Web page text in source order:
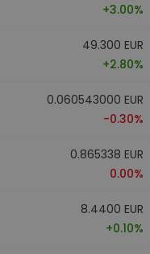
+3.00%
49.300 EUR
+2.80%
0.060543000 EUR
-0.30%
0.865338 EUR
0.00%
8.4400 EUR
+0.10%